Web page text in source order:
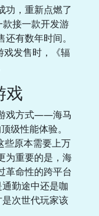
功，重新点燃了
接一款开发游
有数年时间。
戏发售时，《辐
戏
戏方式——海马
级性能体验。
些原本需要上万
为重要的是，海
革命性的跨平台
勤途中还是咖
次世代玩家该